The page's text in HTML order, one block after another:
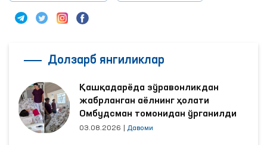
Долзарб янгиликлар
Қашқадарёда зўравонликдан
жабрланган аёлнинг ҳолати
Омбудсман томонидан ўрганилди
03.08.2026 Давоми